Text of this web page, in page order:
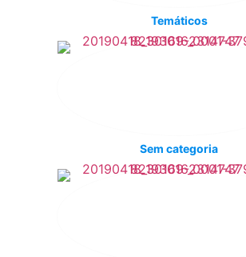
Temáticos
Sem categoria